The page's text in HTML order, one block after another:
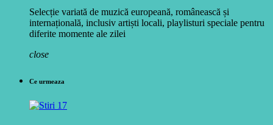
Selecție variată de muzică europeană, românească și
internațională, inclusiv artiști locali, playlisturi speciale pentru
diferite momente ale zilei
close
Ce urmeaza